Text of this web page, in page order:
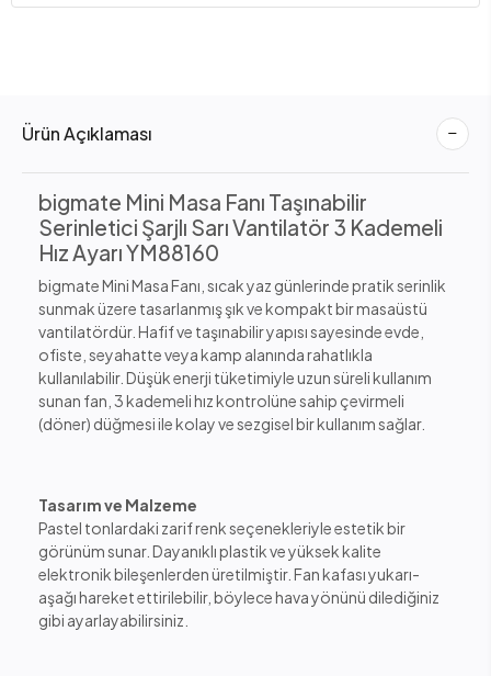
Ürün Açıklaması
bigmate Mini Masa Fanı Taşınabilir
Serinletici Şarjlı Sarı Vantilatör 3 Kademeli
Hız Ayarı YM88160
bigmate Mini Masa Fanı, sıcak yaz günlerinde pratik serinlik
sunmak üzere tasarlanmış şık ve kompakt bir masaüstü
vantilatördür. Hafif ve taşınabilir yapısı sayesinde evde,
ofiste, seyahatte veya kamp alanında rahatlıkla
kullanılabilir. Düşük enerji tüketimiyle uzun süreli kullanım
sunan fan, 3 kademeli hız kontrolüne sahip çevirmeli
(döner) düğmesi ile kolay ve sezgisel bir kullanım sağlar.
Tasarım ve Malzeme
Pastel tonlardaki zarif renk seçenekleriyle estetik bir
görünüm sunar. Dayanıklı plastik ve yüksek kalite
elektronik bileşenlerden üretilmiştir. Fan kafası yukarı-
aşağı hareket ettirilebilir, böylece hava yönünü dilediğiniz
gibi ayarlayabilirsiniz.